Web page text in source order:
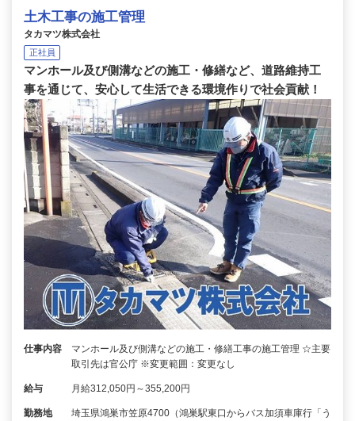
土木工事の施工管理
タカマツ株式会社
正社員
マンホール及び側溝などの施工・修繕など、道路維持工
事を通じて、安心して生活できる環境作りで社会貢献！
仕事内容
マンホール及び側溝などの施工・修繕工事の施工管理 ☆主要
取引先は官公庁 ※変更範囲：変更なし
給与 月給312,050円～355,200円
勤務地
埼玉県鴻巣市笠原4700（鴻巣駅東口からバス加須車庫行「う